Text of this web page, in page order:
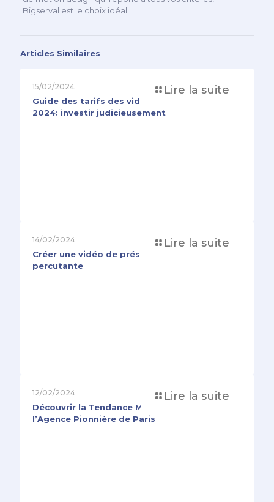
Bigserval est le choix idéal.
Articles Similaires
15/02/2024
Guide des tarifs des vidéos Motion Design en
2024: investir judicieusement
Lire la suite
14/02/2024
Créer une vidéo de présentation d’entreprise
percutante
Lire la suite
12/02/2024
Découvrir la Tendance Motion Design avec
l’Agence Pionnière de Paris
Lire la suite